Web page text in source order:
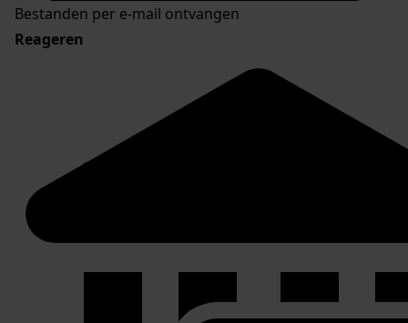
Bestanden per e-mail ontvangen
Reageren